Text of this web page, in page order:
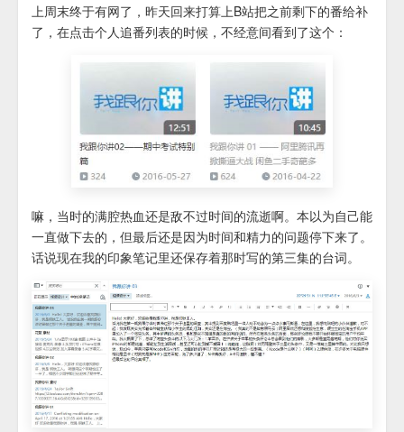
上周末终于有网了，昨天回来打算上B站把之前剩下的番给补
了，在点击个人追番列表的时候，不经意间看到了这个：
嘛，当时的满腔热血还是敌不过时间的流逝啊。本以为自己能
一直做下去的，但最后还是因为时间和精力的问题停下来了。
话说现在我的印象笔记里还保存着那时写的第三集的台词。